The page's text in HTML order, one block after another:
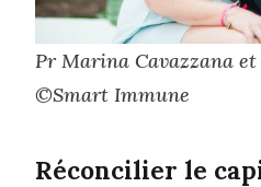
Pr Marina Cavazzana
©Smart Immune
Réconcilier le